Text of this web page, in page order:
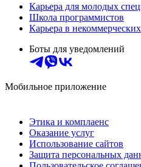
Карьера для молодых
Школа программистов
Карьера в
Боты для уведомлений
Мобильное приложение
Этика и комплаенс
Оказание услуг
Использование сайтов
Защита персональных